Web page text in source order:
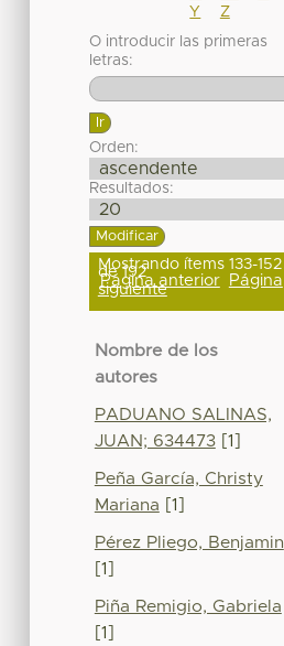
Y
Z
O introducir las primeras
letras:
Orden:
Resultados:
Mostrando ítems 133-152
de 192
Página anterior Página
siguiente
Nombre de los
autores
PADUANO SALINAS,
JUAN; 634473[1]
Peña García, Christy
Mariana [1]
Pérez Pliego, Benjamin
[1]
Piña Remigio, Gabriela
[1]